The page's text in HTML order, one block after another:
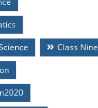
Class Nine